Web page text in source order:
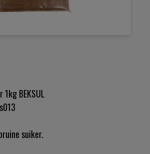
BEKSUL
suiker.